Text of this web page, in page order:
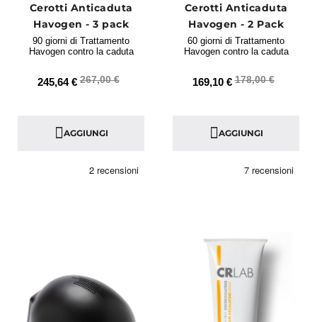
Cerotti Anticaduta
Havogen - 3 pack
90 giorni di Trattamento
Havogen contro la caduta
245,64 € 267,00 €
AGGIUNGI
Cerotti Anticaduta
Havogen - 2 Pack
60 giorni di Trattamento
Havogen contro la caduta
169,10 € 178,00 €
AGGIUNGI